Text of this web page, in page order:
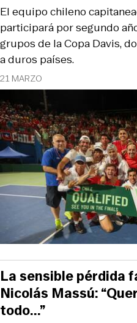
21 MARZO
El equipo chileno
participará por segundo
grupos de la Copa Davis,
a duros países.
La sensible pérdida
Nicolás Massú:
todo...”